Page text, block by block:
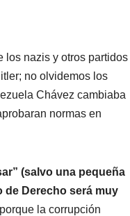
los nazis y otros partidos
no olvidemos los
Chávez cambiaba
normas en
(salvo una pequeña
de Derecho será muy
la corrupción